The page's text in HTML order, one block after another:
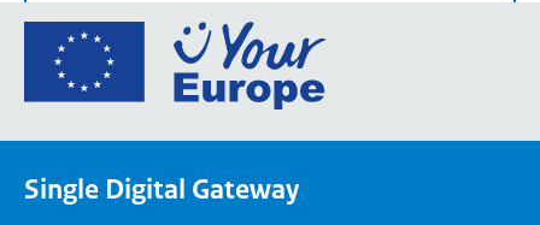
Ga
de
Single Digital Gateway